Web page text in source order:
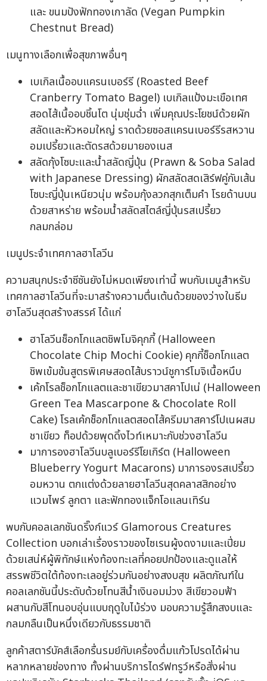
และ ขนมปังฟักทองเกาลัด (Vegan Pumpkin
Chestnut Bread)
เมนูทางเลือกเพื่อสุขภาพอื่นๆ
เบเกิลเนื้ออบแครนเบอร์รี (Roasted Beef
Cranberry Tomato Bagel) เบเกิลแป้งมะเขือเทศ
สอดไส้เนื้ออบชิ้นโต นุ่มชุ่มฉ่ำ เพิ่มคุณประโยชน์ด้วยผัก
สลัดและหัวหอมใหญ่ ราดด้วยซอสแครนเบอร์รีรสหวาน
อมเปรี้ยวและตัดรสด้วยมายองเนส
สลัดกุ้งโซบะและน้ำสลัดญี่ปุ่น (Prawn & Soba Salad
with Japanese Dressing) ผักสลัดสดเสิร์ฟคู่กับเส้น
โซบะญี่ปุ่นเหนียวนุ่ม พร้อมกุ้งลวกสุกเต็มคำ โรยด้านบน
ด้วยสาหร่าย พร้อมน้ำสลัดสไตล์ญี่ปุ่นรสเปรี้ยว
กลมกล่อม
เมนูประจำเทศกาลฮาโลวีน
ความสนุกประจำซีซันยังไม่หมดเพียงเท่านี้ พบกับเมนูสำหรับ
เทศกาลฮาโลวีนที่จะมาสร้างความตื่นเต้นด้วยของว่างในธีม
ฮาโลวีนสุดสร้างสรรค์ ได้แก่
ฮาโลวีนช็อกโกแลตชิพโมจิคุกกี้ (Halloween
Chocolate Chip Mochi Cookie) คุกกี้ช็อกโกแลต
ชิพเข้มข้นสูตรพิเศษสอดไส้บราวน์ชูการ์โมจิเนื้อหนึบ
เค้กโรลช็อกโกแลตและชาเขียวมาสคาโปเน่ (Halloween
Green Tea Mascarpone & Chocolate Roll
Cake) โรลเค้กช็อกโกแลตสอดไส้ครีมมาสคาร์โปเนผสม
ชาเขียว ท็อปด้วยพุดดิ้งไวท์เหมาะกับช่วงฮาโลวีน
มาการองฮาโลวีนบลูเบอร์รีโยเกิร์ต (Halloween
Blueberry Yogurt Macarons) มาการองรสเปรี้ยว
อมหวาน ตกแต่งด้วยลายฮาโลวีนสุดคลาสสิกอย่าง
แวมไพร์ ลูกตา และฟักทองแจ็กโอแลนเทิร์น
พบกับคอลเลกชันดริ๊งก์แวร์ Glamorous Creatures
Collection บอกเล่าเรื่องราวของไซเรนผู้งดงามและเปี่ยม
ด้วยเสน่ห์ผู้พิทักษ์แห่งท้องทะเลที่คอยปกป้องและดูแลให้
สรรพชีวิตใต้ท้องทะเลอยู่ร่วมกันอย่างสงบสุข ผลิตภัณฑ์ใน
คอลเลกชันนี้ประดับด้วยโทนสีน้ำเงินอมม่วง สีเขียวอมฟ้า
ผสานกับสีโทนอบอุ่นแบบฤดูใบไม้ร่วง มอบความรู้สึกสงบและ
กลมกลืนเป็นหนึ่งเดียวกับธรรมชาติ
ลูกค้าสตาร์บัคส์เลือกรื่นรมย์กับเครื่องดื่มแก้วโปรดได้ผ่าน
หลากหลายช่องทาง ทั้งผ่านบริการไดร์ฟทรูว์หรือสั่งผ่าน